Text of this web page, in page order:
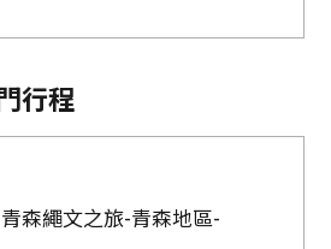
行程
青森繩文之旅-青森地區-